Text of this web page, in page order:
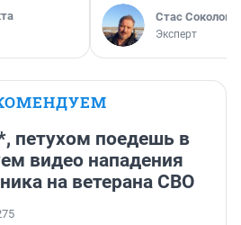
Стас Соколов
Эксперт
петухом поедешь в
видео нападения
на ветерана СВО